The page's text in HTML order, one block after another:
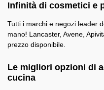
Infinità di cosmetici e
Tutti i marchi e negozi leader
mano! Lancaster, Avene,
prezzo disponibile.
Le migliori opzioni di
cucina